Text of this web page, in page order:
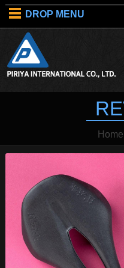
DROP MENU
Home